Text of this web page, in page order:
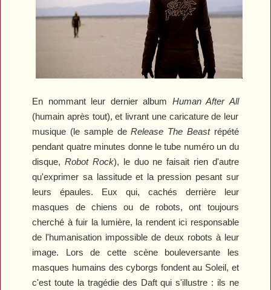
En nommant leur dernier album Human After All
(humain après tout), et livrant une caricature de leur
musique (le sample deRelease The Beastrépété
pendant quatre minutes donne le tube numéro un du
disque,Robot Rock), le duo ne faisait rien d'autre
qu'exprimer sa lassitude et la pression pesant sur
leurs épaules. Eux qui, cachés derrière leur
masques de chiens ou de robots, ont toujours
cherché à fuir la lumière, la rendent ici responsable
de l'humanisation impossible de deux robots à leur
image. Lors de cette scène bouleversante les
masques humains des cyborgs fondent au Soleil, et
c'est toute la tragédie des Daft qui s'illustre : ils ne